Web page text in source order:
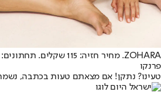
פרנקו
טעינו? נתקן! אם מצאתם טעות בכתבה,